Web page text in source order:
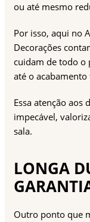
ou até mesmo
Por isso, aqui no
Decorações
cuidam de todo o
até o acabamento
Essa atenção aos
impecável,
sala.
LONGA
Outro ponto que